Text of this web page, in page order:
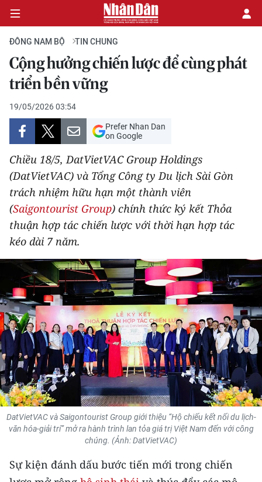
CHÍNH TRỊ
KINH TẾ
VĂN HÓA
XÃ HỘI
PHÁP LUẬT
DU LỊCH
THẾ GIỚI
THỂ THAO
GIÁO DỤC
Y TẾ
KHOA HỌC - CÔNG NGHỆ
MÔI TRƯỜNG
BẠN ĐỌC
KIỂM CHỨNG THÔNG TIN
TRI THỨC CHUYÊN SÂU
ĐÔNG NAM BỘ TIN CHUNG
Cộng hưởng chiến lược để cùng phát
triển bền vững
19/05/2026 03:54
Prefer Nhan Dan
on Google
Chiều 18/5, DatVietVAC Group Holdings
(DatVietVAC) và Tổng Công ty Du lịch Sài Gòn
trách nhiệm hữu hạn một thành viên
(Saigontourist Group) chính thức ký kết Thỏa
thuận hợp tác chiến lược với thời hạn hợp tác
kéo dài 7 năm.
DatVietVAC và Saigontourist Group giới thiệu “Hộ chiếu kết nối du lịch-
văn hóa-giải trí” mở ra hành trình lan tỏa giá trị Việt Nam đến với công
chúng. (Ảnh: DatVietVAC)
Sự kiện đánh dấu bước tiến mới trong chiến